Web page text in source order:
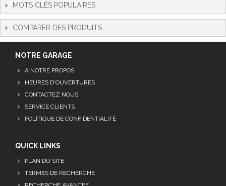
MOTS CLÉS POPULAIRES
COMPARER DES PRODUITS
NOTRE GARAGE
A NOTRE PROPOS
HEURES D'OUVERTURES
CONTACTEZ NOUS
SERVICE CLIENTS
POLITIQUE DE CONFIDENTIALITÉ
QUICK LINKS
PLAN DU SITE
TERMES DE RECHERCHE